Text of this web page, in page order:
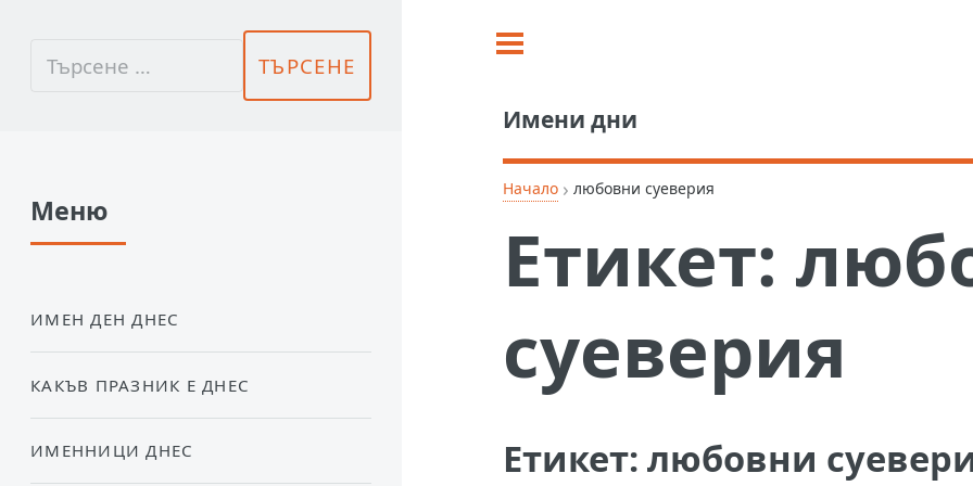
Имени дни
Начало › любовни суеверия
Етикет:
суеверия
Етикет: любовни
Меню
ИМЕН ДЕН ДНЕС
КАКЪВ ПРАЗНИК Е ДНЕС
ИМЕННИЦИ ДНЕС